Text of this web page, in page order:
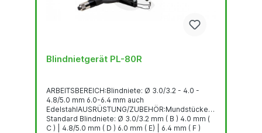
Blindnietgerät PL-80R
ARBEITSBEREICH:Blindniete: Ø 3.0/3.2 - 4.0 -
4.8/5.0 mm 6.0-6.4 mm auch
EdelstahlAUSRÜSTUNG/ZUBEHÖR:Mundstücke
Standard Blindniete: Ø 3.0/3.2 mm ( B ) 4.0 mm (
C ) | 4.8/5.0 mm ( D ) 6.0 mm ( E) | 6.4 mm ( F )